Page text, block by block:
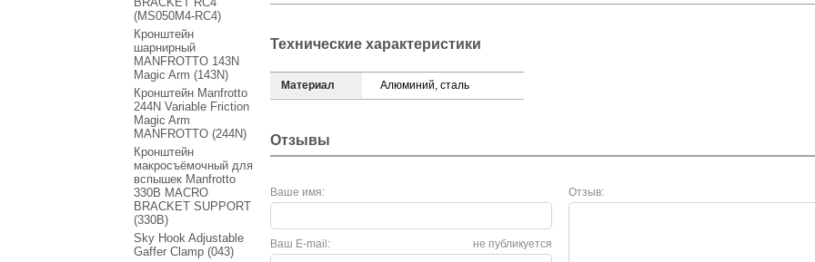
Технические характеристики
Материал Алюминий, сталь
Отзывы
Ваше имя: Отзыв:
не публикуется
Ваш E-mail:
(MS050M4-RC4)
Кронштейн
шарнирный
MANFROTTO 143N
Magic Arm (143N)
Кронштейн Manfrotto
244N Variable Friction
Magic Arm
MANFROTTO (244N)
Кронштейн
макросъёмочный для
вспышек Manfrotto
330B MACRO
BRACKET SUPPORT
(330B)
Sky Hook Adjustable
Gaffer Clamp (043)